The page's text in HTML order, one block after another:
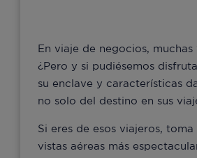
En viaje de negocios,
¿Pero y si pudiésemos
su enclave y características
no solo del destino en sus
Si eres de esos viajeros,
vistas aéreas más